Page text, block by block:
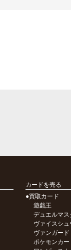
カードを売る
●買取カード
遊戯王
デュエルマス
ヴァイスシュ
ヴァンガード
ポケモンカー